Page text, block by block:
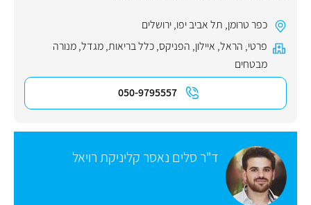
כפר טרומן, תל אביב יפו,ירושלים
פרטי, הראל, איילון, הפניקס,כלל בריאות,מגדל,מנורה
מבטחים
050-9795557
ד"ר סלים נאסר קליניקת רויאל